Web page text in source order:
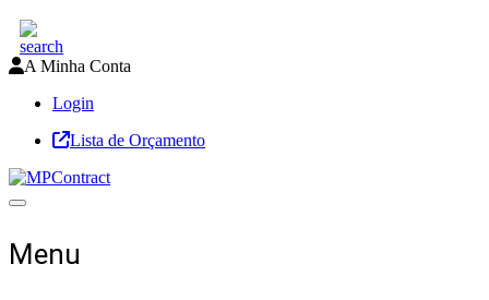
A Minha Conta
Login
Lista de Orçamento
Toggle navigation
Menu